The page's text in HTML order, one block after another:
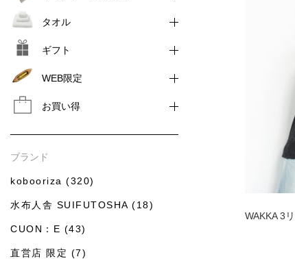
WAKKA 3
タオル
ギフト
WEB限定
お買い得
ブランド
kobooriza (320)
水布人舎 SUIFUTOSHA (18)
CUON：E (43)
直営店 限定 (7)